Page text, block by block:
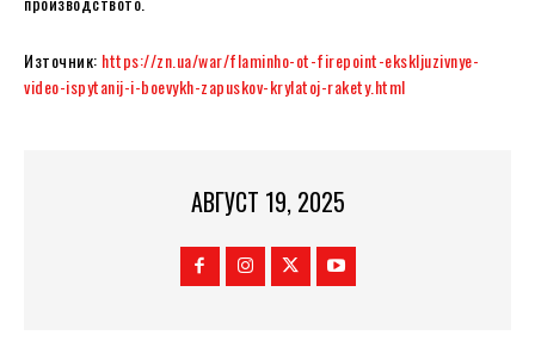
Източник: https://zn.ua/war/flaminho-ot-firepoint-ekskljuzivnye-
video-ispytanij-i-boevykh-zapuskov-krylatoj-rakety.html
АВГУСТ 19, 2025